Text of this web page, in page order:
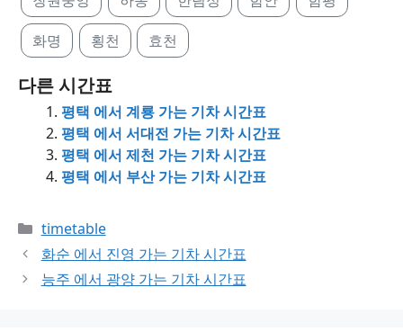
화명 횡천 효천
다른 시간표
평택 에서 계룡 가는 기차 시간표
평택 에서 서대전 가는 기차 시간표
평택 에서 제천 가는 기차 시간표
평택 에서 부산 가는 기차 시간표
Categories
timetable
화순 에서 진영 가는 기차 시간표
능주 에서 광양 가는 기차 시간표